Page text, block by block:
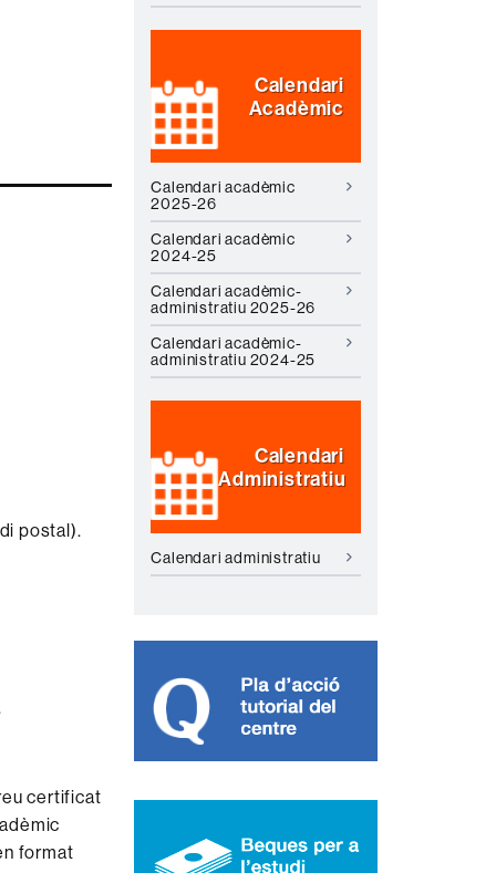
postal).
certificat
format
Calendari
Acadèmic
Calendari acadèmic
2025-26
Calendari acadèmic
2024-25
Calendari acadèmic-
administratiu 2025-26
Calendari acadèmic-
administratiu 2024-25
Calendari
Administratiu
Calendari administratiu